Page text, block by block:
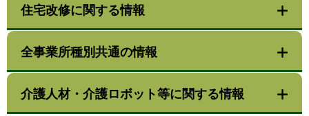
住宅改修に関する情報
全事業所種別共通の情報
介護人材・介護ロボット等に関する情報